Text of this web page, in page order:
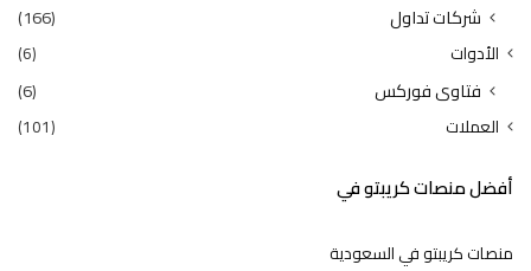
شركات تداول
(166)
الأدوات (6)
فتاوى فوركس (6)
العملات (101)
أفضل منصات كريبتو في
منصات كريبتو في السعودية